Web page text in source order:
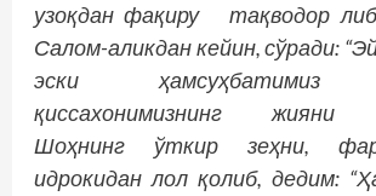
узоқдан фақиру тақводор
Салом-аликдан кейин, сўради:
эски ҳамсуҳбатимиз
қиссахонимизнинг жияни
Шоҳнинг ўткир зеҳни,
идрокидан лол қолиб, дедим: